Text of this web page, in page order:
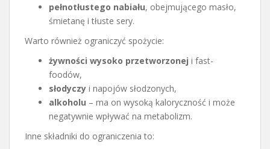
pełnotłustego nabiału, obejmującego masło,
śmietanę i tłuste sery.
Warto również ograniczyć spożycie:
żywności wysoko przetworzonej i fast-
foodów,
słodyczy i napojów słodzonych,
alkoholu – ma on wysoką kaloryczność i może
negatywnie wpływać na metabolizm.
Inne składniki do ograniczenia to: